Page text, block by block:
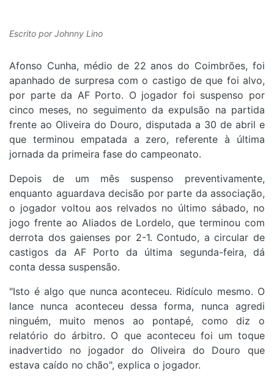
Escrito porJohnny Lino
Afonso Cunha, médio de 22 anos do Coimbrões, foi
apanhado de surpresa com o castigo de que foi alvo,
por parte da AF Porto. O jogador foi suspenso por
cinco meses, no seguimento da expulsão na partida
frente ao Oliveira do Douro, disputada a 30 de abril e
que terminou empatada a zero, referente à última
jornada da primeira fase do campeonato.
Depois de um mês suspenso preventivamente,
enquanto aguardava decisão por parte da associação,
o jogador voltou aos relvados no último sábado, no
jogo frente ao Aliados de Lordelo, que terminou com
derrota dos gaienses por 2-1. Contudo, a circular de
castigos da AF Porto da última segunda-feira, dá
conta dessa suspensão.
"Isto é algo que nunca aconteceu. Ridículo mesmo. O
lance nunca aconteceu dessa forma, nunca agredi
ninguém, muito menos ao pontapé, como diz o
relatório do árbitro. O que aconteceu foi um toque
inadvertido no jogador do Oliveira do Douro que
estava caído no chão", explica o jogador.